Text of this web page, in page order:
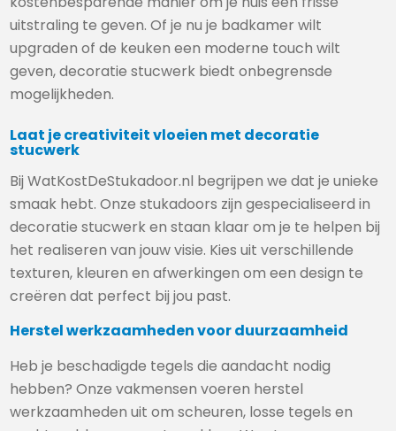
uitstraling te geven. Of je nu je badkamer wilt
upgraden of de keuken een moderne touch wilt
geven, decoratie stucwerk biedt onbegrensde
mogelijkheden.
Laat je creativiteit vloeien met decoratie
stucwerk
Bij WatKostDeStukadoor.nl begrijpen we dat je unieke
smaak hebt. Onze stukadoors zijn gespecialiseerd in
decoratie stucwerk en staan klaar om je te helpen bij
het realiseren van jouw visie. Kies uit verschillende
texturen, kleuren en afwerkingen om een design te
creëren dat perfect bij jou past.
Herstel werkzaamheden voor duurzaamheid
Heb je beschadigde tegels die aandacht nodig
hebben? Onze vakmensen voeren herstel
werkzaamheden uit om scheuren, losse tegels en